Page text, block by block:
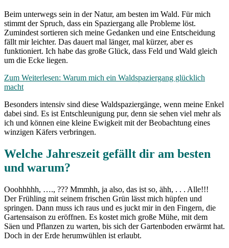
Beim unterwegs sein in der Natur, am besten im Wald. Für mich
stimmt der Spruch, dass ein Spaziergang alle Probleme löst.
Zumindest sortieren sich meine Gedanken und eine Entscheidung
fällt mir leichter. Das dauert mal länger, mal kürzer, aber es
funktioniert. Ich habe das große Glück, dass Feld und Wald gleich
um die Ecke liegen.
Zum Weiterlesen: Warum mich ein Waldspaziergang glücklich
macht
Besonders intensiv sind diese Waldspaziergänge, wenn meine Enkel
dabei sind. Es ist Entschleunigung pur, denn sie sehen viel mehr als
ich und können eine kleine Ewigkeit mit der Beobachtung eines
winzigen Käfers verbringen.
Welche Jahreszeit gefällt dir am besten
und warum?
Ooohhhhh, …., ??? Mmmhh, ja also, das ist so, ähh, . . . Alle!!!
Der Frühling mit seinem frischen Grün lässt mich hüpfen und
springen. Dann muss ich raus und es juckt mir in den Fingern, die
Gartensaison zu eröffnen. Es kostet mich große Mühe, mit dem
Säen und Pflanzen zu warten, bis sich der Gartenboden erwärmt hat.
Doch in der Erde herumwühlen ist erlaubt.